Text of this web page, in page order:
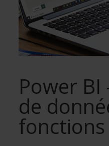
Power BI
de
fonctions